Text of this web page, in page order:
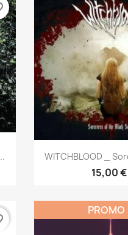
Aperçu
WITCHBLOOD _
15,00 €
PROMO